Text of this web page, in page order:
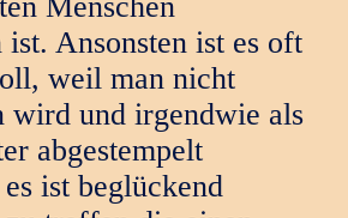
ist. Ansonsten ist es oft
weil man nicht
wird und irgendwie als
abgestempelt
ist beglückend